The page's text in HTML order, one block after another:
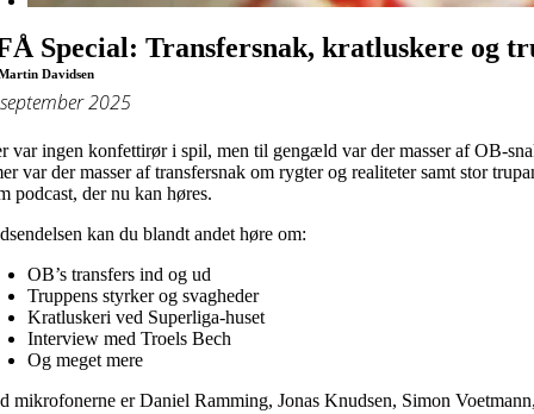
Special: Transfersnak, kratluskere og
Davidsen
2025
var ingen konfettirør i spil, men til gengæld var der masser af OB-
var der masser af transfersnak om rygter og realiteter samt stor
podcast, der nu kan høres.
kan du blandt andet høre om:
OB’s transfers ind og ud
Truppens styrker og svagheder
Kratluskeri ved Superliga-huset
Interview med Troels Bech
Og meget mere
mikrofonerne er Daniel Ramming, Jonas Knudsen, Simon